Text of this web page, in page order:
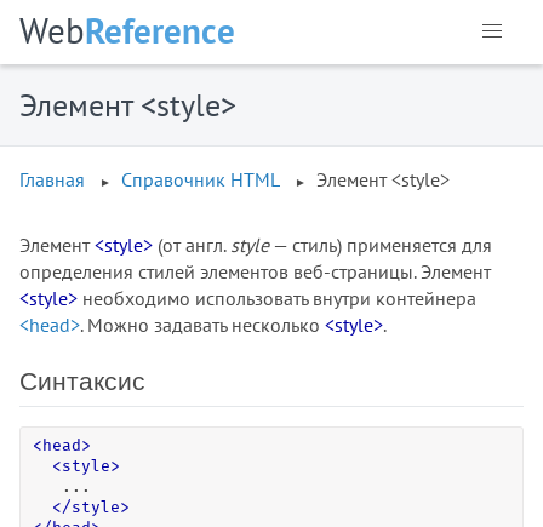
WebReference
Элемент <style>
Главная Справочник HTML Элемент <style>
Элемент<style> (от англ. style— стиль) применяется для
определения стилей элементов веб-страницы. Элемент
<style> необходимо использовать внутри контейнера
<head>. Можно задавать несколько <style>.
Синтаксис
< head >
<style>
   ...
</style>
<caption>
<center>
<code>
<data>
<datalist>
<dd>
<details>
<dialog>
<dir>
<div>